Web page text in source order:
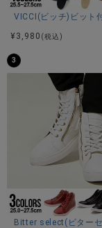
L(27.0-27.5cm)：
幅（内側）8.5
※平置き計測。
アッパー：合成皮
ソール：合成底
カラー展開
VICCI(ビッチ)ビット
¥ 3,980 (税込)
3
Bitter select(ビター